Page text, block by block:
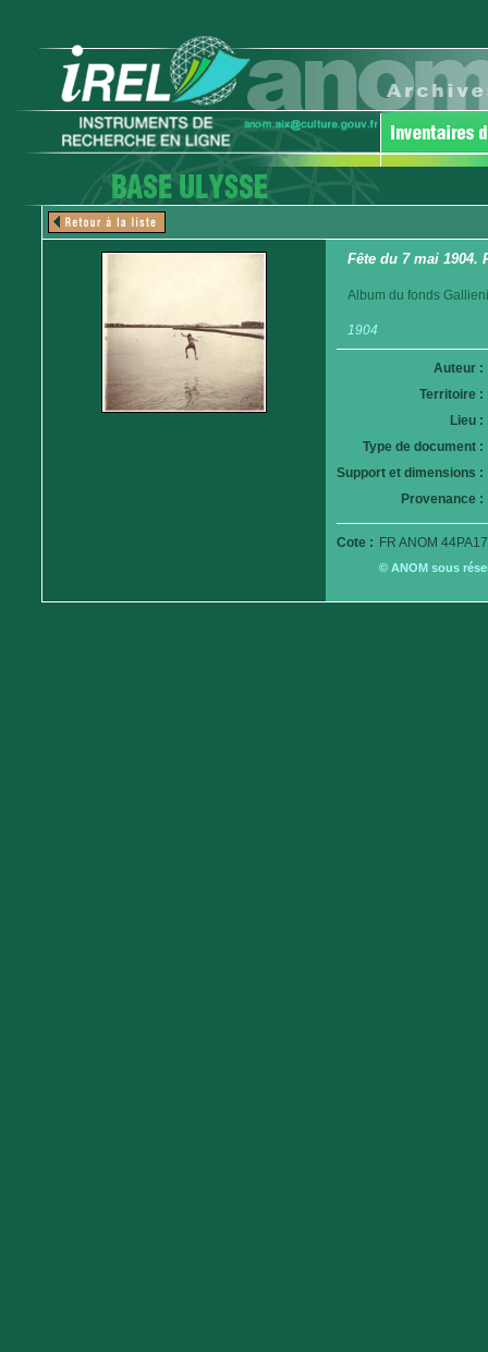
Fête du 7 mai 1904.
Album du fonds
1904
Auteur :
Territoire :
Lieu :
Type de document :
Support et dimensions :
Provenance :
Cote : FR ANOM
© ANOM sous